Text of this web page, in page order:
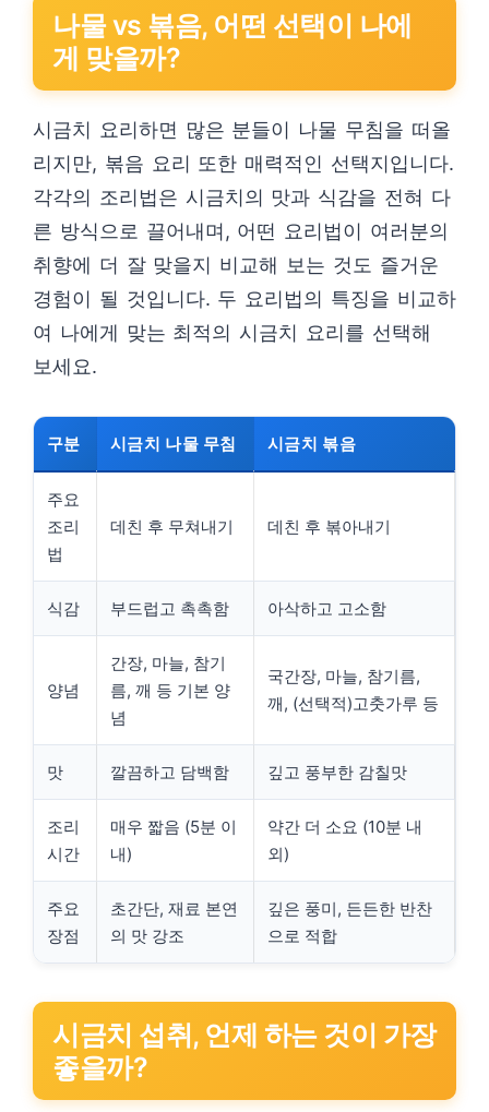
나물 vs 볶음, 어떤 선택이 나에
게 맞을까?
시금치 요리하면 많은 분들이 나물 무침을 떠올
리지만, 볶음 요리 또한 매력적인 선택지입니다.
각각의 조리법은 시금치의 맛과 식감을 전혀 다
른 방식으로 끌어내며, 어떤 요리법이 여러분의
취향에 더 잘 맞을지 비교해 보는 것도 즐거운
경험이 될 것입니다. 두 요리법의 특징을 비교하
여 나에게 맞는 최적의 시금치 요리를 선택해
보세요.
구분 시금치 나물 무침 시금치 볶음
주요
조리
법
데친 후 무쳐내기 데친 후 볶아내기
식감 부드럽고 촉촉함 아삭하고 고소함
양념
간장, 마늘, 참기
름, 깨 등 기본 양
념
국간장, 마늘, 참기름,
깨, (선택적)고춧가루 등
맛 깔끔하고 담백함 깊고 풍부한 감칠맛
조리
시간
매우 짧음 (5분 이
내)
약간 더 소요 (10분 내
외)
주요
장점
초간단, 재료 본연
의 맛 강조
깊은 풍미, 든든한 반찬
으로 적합
시금치 섭취, 언제 하는 것이 가장
좋을까?